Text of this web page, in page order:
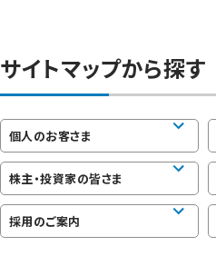
サイトマップから探す
個人のお客さま
株主・投資家の皆さま
採用のご案内